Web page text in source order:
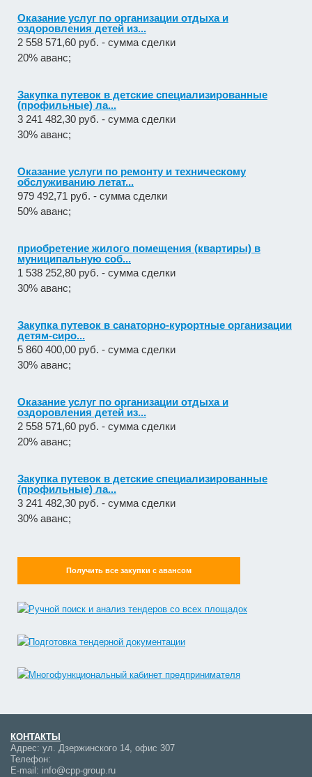
Оказание услуг по организации отдыха и
оздоровления детей из...
2 558 571,60 руб. - сумма сделки
20% аванс;
Закупка путевок в детские специализированные
(профильные) ла...
3 241 482,30 руб. - сумма сделки
30% аванс;
Оказание услуги по ремонту и техническому
обслуживанию летат...
979 492,71 руб. - сумма сделки
50% аванс;
приобретение жилого помещения (квартиры) в
муниципальную соб...
1 538 252,80 руб. - сумма сделки
30% аванс;
Закупка путевок в санаторно-курортные организации
детям-сиро...
5 860 400,00 руб. - сумма сделки
30% аванс;
Оказание услуг по организации отдыха и
оздоровления детей из...
2 558 571,60 руб. - сумма сделки
20% аванс;
Закупка путевок в детские специализированные
(профильные) ла...
3 241 482,30 руб. - сумма сделки
30% аванс;
Получить все закупки с авансом
КОНТАКТЫ
Адрес: ул. Дзержинского 14, офис 307
Телефон:
E-mail: info@cpp-group.ru